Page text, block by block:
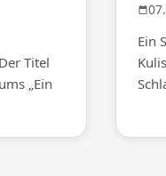
Titel
„Ein
Ein